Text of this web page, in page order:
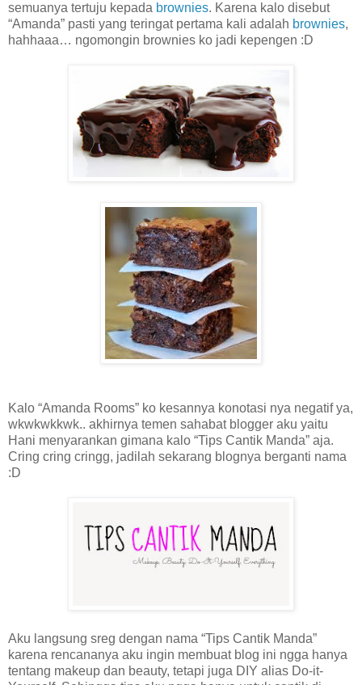
semuanya tertuju kepada brownies. Karena kalo disebut
“Amanda” pasti yang teringat pertama kali adalah brownies,
hahhaaa… ngomongin brownies ko jadi kepengen :D
Kalo “Amanda Rooms” ko kesannya konotasi nya negatif ya,
wkwkwkkwk.. akhirnya temen sahabat blogger aku yaitu
Hani menyarankan gimana kalo “Tips Cantik Manda” aja.
Cring cring cringg, jadilah sekarang blognya berganti nama
:D
Aku langsung sreg dengan nama “Tips Cantik Manda”
karena rencananya aku ingin membuat blog ini ngga hanya
tentang makeup dan beauty, tetapi juga DIY alias Do-it-